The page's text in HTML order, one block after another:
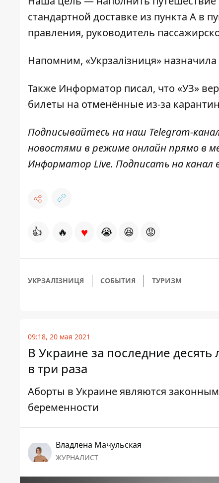
стандартной доставке из пункта А в
правления, руководитель
Напомним, «Укрзалізниця»
Также Информатор писал, что «УЗ»
билеты на отменённые из-за
Подписывайтесь на наш Telegram-
новостями в режиме онлайн прямо в
Информатор Live. Подписать на канал
👍 🔥 ♥ 😭 😆 😡
УКРЗАЛІЗНИЦЯ СОБЫТИЯ ТУРИЗМ
09:18, 20 мая 2021
В Украине за последние
в три раза
Аборты в Украине являются
беременности
Владлена Мачульская
ЖУРНАЛИСТ